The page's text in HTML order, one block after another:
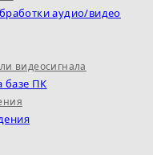
аудио/видео
видеосигнала
базе ПК